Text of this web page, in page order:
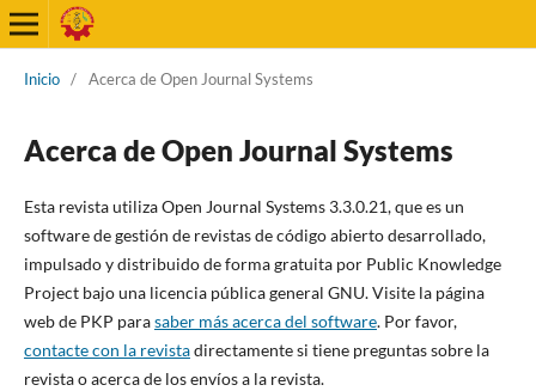
Inicio / Acerca de Open Journal Systems
Acerca de Open Journal Systems
Esta revista utiliza Open Journal Systems 3.3.0.21, que es un
software de gestión de revistas de código abierto desarrollado,
impulsado y distribuido de forma gratuita por Public Knowledge
Project bajo una licencia pública general GNU. Visite la página
web de PKP parasaber más acerca del software. Por favor,
contacte con la revistadirectamente si tiene preguntas sobre la
revista o acerca de los envíos a la revista.